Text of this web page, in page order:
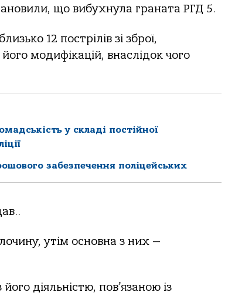
що вибухнула граната РГД 5.
12 пострілів зі зброї,
модифікацій, внаслідок чого
у складі постійної
забезпечення поліцейських
утім основна з них —
діяльністю, пов’язаною із